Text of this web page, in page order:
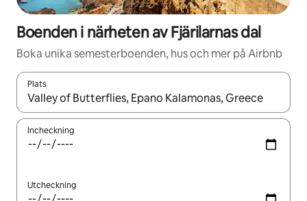
Boenden i närheten av Fjärilarnas dal
Boka unika semesterboenden, hus och mer på Airbnb
Plats
När resultaten är tillgängliga kan du navigera med upp- och
Incheckning
Utcheckning